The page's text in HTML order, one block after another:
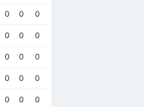
0 0 0
0 0 0
0 0 0
0 0 0
0 0 0